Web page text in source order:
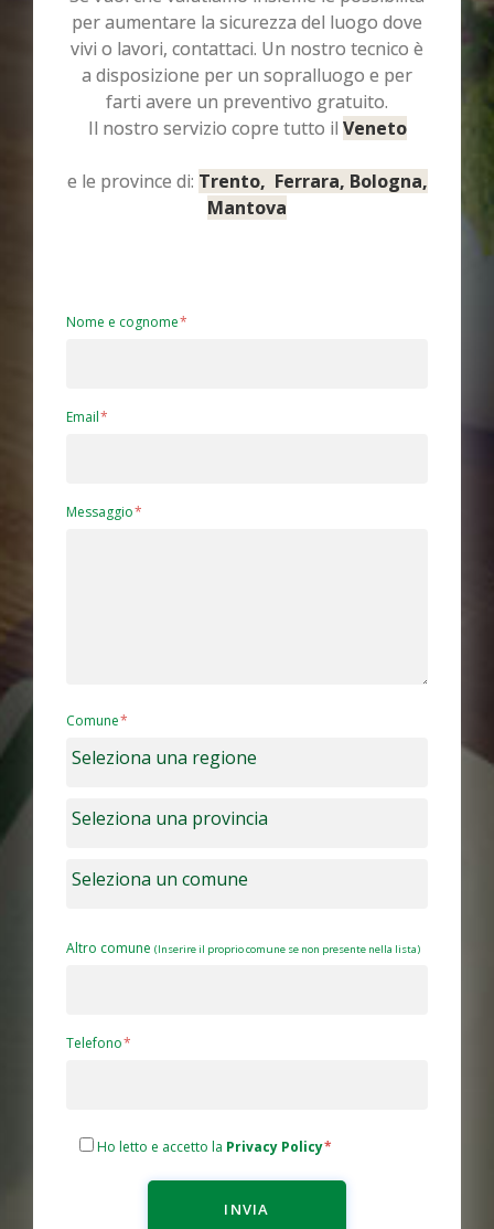
per aumentare la sicurezza del luogo dove
vivi o lavori, contattaci. Un nostro tecnico è
a disposizione per un sopralluogo e per
farti avere un preventivo gratuito.
Il nostro servizio copre tutto il Veneto
e le province di: Trento, Ferrara, Bologna,
Mantova
Nome e cognome
Email
Messaggio
Comune
Altro comune (Inserire il proprio comune se non presente nella lista)
Telefono
Ho letto e accetto la Privacy Policy